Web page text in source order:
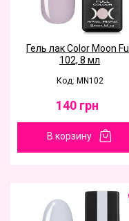
Гель лак Color Moon Full
102, 8 мл
Код: MN102
140 грн
В корзину